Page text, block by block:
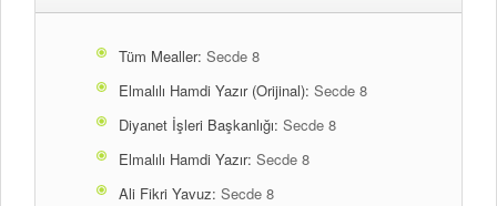
Tüm Mealler: Secde 8
Elmalılı Hamdi Yazır (Orijinal): Secde 8
Diyanet İşleri Başkanlığı: Secde 8
Elmalılı Hamdi Yazır: Secde 8
Ali Fikri Yavuz: Secde 8